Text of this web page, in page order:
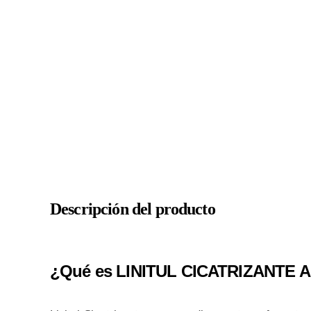
Descripción del producto
¿Qué es LINITUL CICATRIZANTE